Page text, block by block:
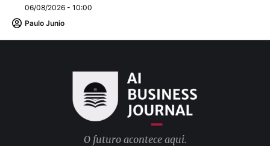
06/08/2026 - 10:00
Paulo Junio
O futuro acontece aqui.